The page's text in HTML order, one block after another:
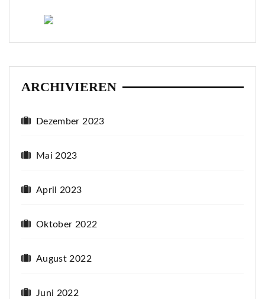
ARCHIVIEREN
Dezember 2023
Mai 2023
April 2023
Oktober 2022
August 2022
Juni 2022